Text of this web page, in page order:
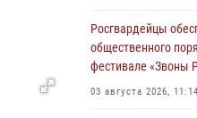
Росгвардейцы
общественного
фестивале «Звоны
03 августа 2026, 11:14